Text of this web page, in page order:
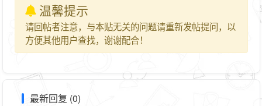
温馨提示
请回帖者注意，与本贴无关的问题请重新发帖提问，以
方便其他用户查找，谢谢配合！
最新回复 (0)